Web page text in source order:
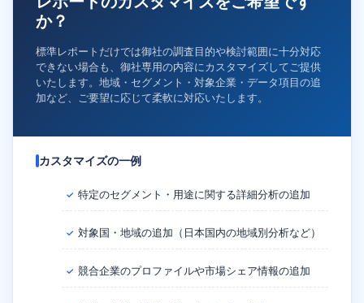
か？
標準レポートだけでは御社の調査目的や検討範囲に十分対応
できない場合も、御社専用の内容にカスタマイズしてご提供
いたします。地域・セグメント・対象企業・データ項目の追
加など、ご要望に応じて柔軟に対応いたします。
カスタマイズの一例
✓ 特定のセグメント・用途に関する詳細分析の追加
✓ 対象国・地域の追加（日本国内の地域別分析など）
✓ 競合企業のプロファイルや市場シェア情報の追加